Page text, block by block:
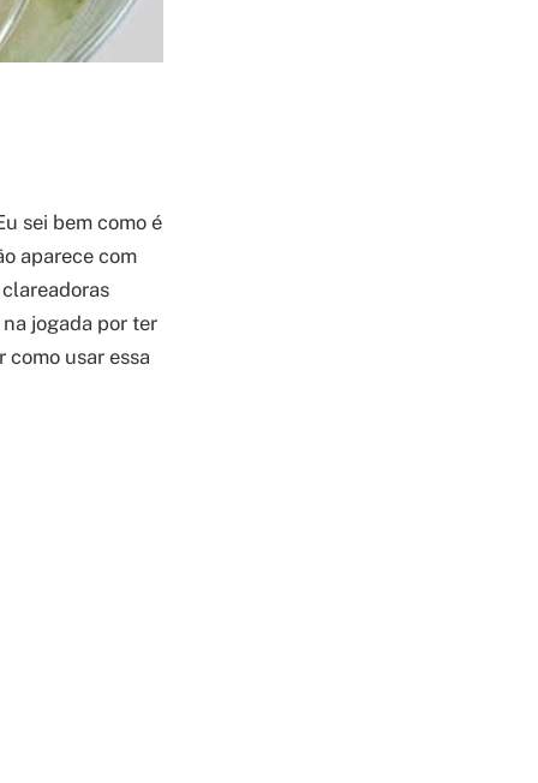
sei bem como é
aparece com
jogada por ter
como usar essa